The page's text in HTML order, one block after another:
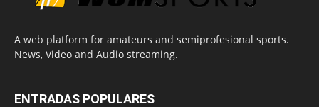
A web platform for amateurs and semiprofesional sports.
News, Video and Audio streaming.
ENTRADAS POPULARES